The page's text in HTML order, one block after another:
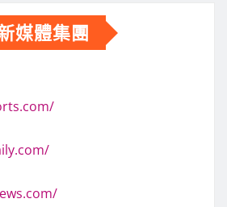
媒體集團